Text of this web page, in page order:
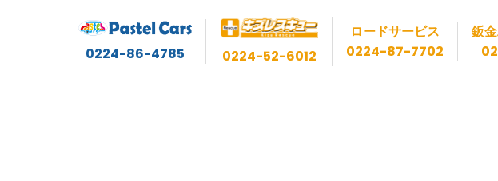
0224-86-4785 0224-52-6012
ロードサービス
0224-87-7702
鈑